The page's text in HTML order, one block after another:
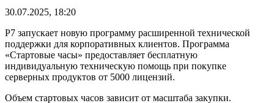
30.07.2025, 18:20
Р7 запускает новую программу расширенной технической
поддержки для корпоративных клиентов. Программа
«Стартовые часы» предоставляет бесплатную
индивидуальную техническую помощь при покупке
серверных продуктов от 5000 лицензий.
Объем стартовых часов зависит от масштаба закупки.